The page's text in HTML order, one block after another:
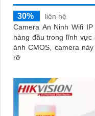
30%
liên hệ
Camera An Ninh Wifi
hàng đầu trong lĩnh vực an ninh. r>Với công
ảnh CMOS, camera
rỡ